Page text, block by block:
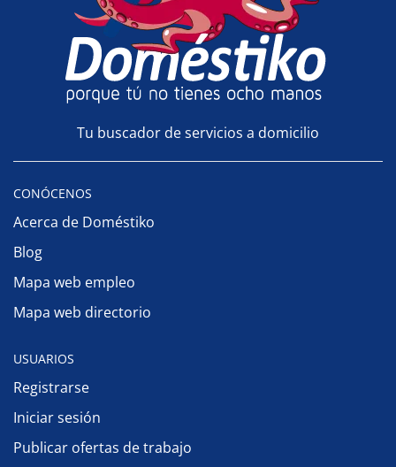
Tu buscador de servicios a domicilio
CONÓCENOS
Acerca de Doméstiko
Blog
Mapa web empleo
Mapa web directorio
USUARIOS
Registrarse
Iniciar sesión
Publicar ofertas de trabajo